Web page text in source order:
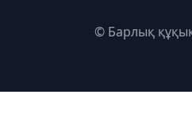
© Барлық